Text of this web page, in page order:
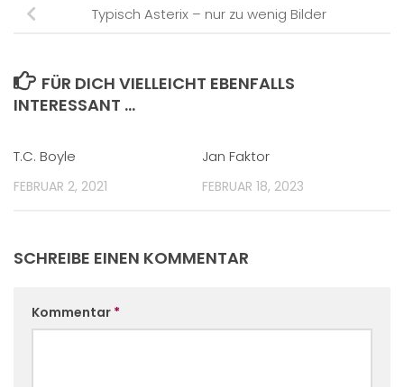
Typisch Asterix – nur zu wenig Bilder
FÜR DICH VIELLEICHT EBENFALLS
INTERESSANT …
T.C. Boyle
FEBRUAR 2, 2021
Jan Faktor
FEBRUAR 18, 2023
SCHREIBE EINEN KOMMENTAR
Kommentar *